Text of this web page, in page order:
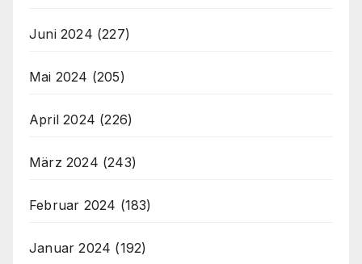
Juni 2024 (227)
Mai 2024 (205)
April 2024 (226)
März 2024 (243)
Februar 2024 (183)
Januar 2024 (192)